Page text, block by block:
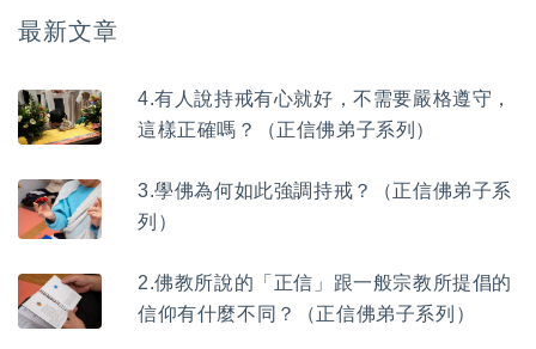
最新文章
4.有人說持戒有心就好，不需要嚴格遵守，
這樣正確嗎？（正信佛弟子系列）
3.學佛為何如此強調持戒？（正信佛弟子系
列）
2.佛教所說的「正信」跟一般宗教所提倡的
信仰有什麼不同？（正信佛弟子系列）